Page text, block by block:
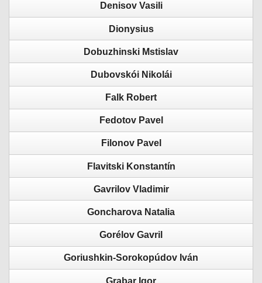
Denisov Vasili
Dionysius
Dobuzhinski Mstislav
Dubovskói Nikolái
Falk Robert
Fedotov Pavel
Filonov Pavel
Flavitski Konstantín
Gavrilov Vladimir
Goncharova Natalia
Gorélov Gavril
Goriushkin-Sorokopúdov Iván
Grabar Igor